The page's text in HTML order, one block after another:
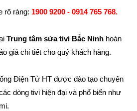
rõ ràng: 1900 9200 - 0914 765 768.
Trung tâm sửa tivi Bắc Ninh hoàn
giá chi tiết cho quý khách hàng.
Điện Tử HT được đào tạo chuyên
dòng tivi hiện đại và phổ biến như